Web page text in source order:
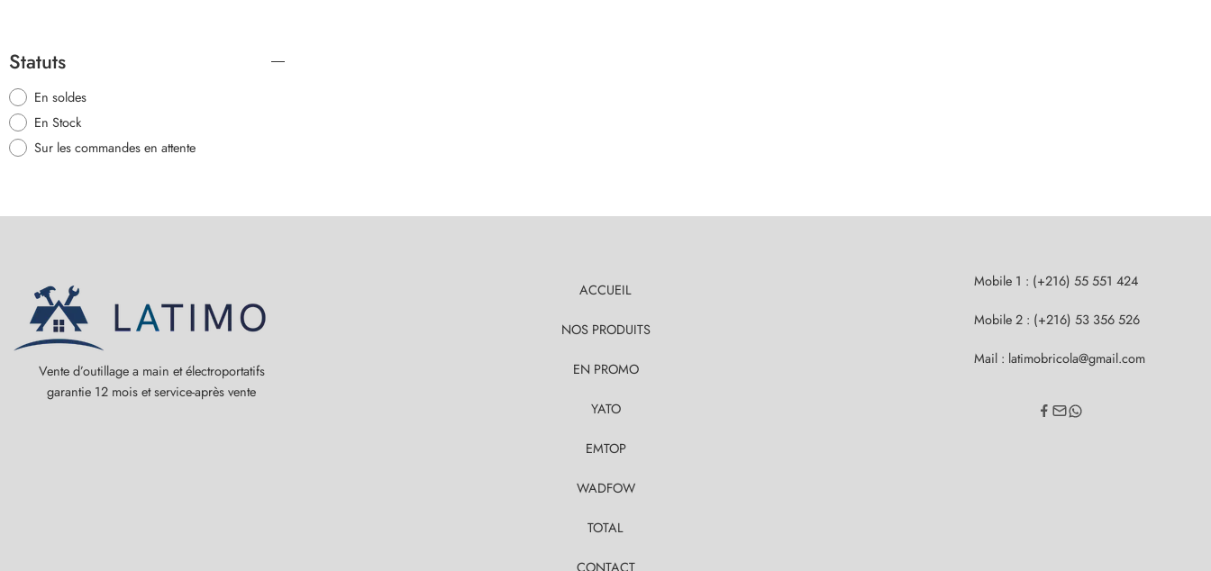
Statuts
En soldes
En Stock
Sur les commandes en attente
Vente d’outillage a main et électroportatifs
garantie 12 mois et service-après vente
ACCUEIL
NOS PRODUITS
EN PROMO
YATO
EMTOP
WADFOW
TOTAL
Mobile 1 : (+216) 55 551 424
Mobile 2 : (+216) 53 356 526
Mail : latimobricola@gmail.com